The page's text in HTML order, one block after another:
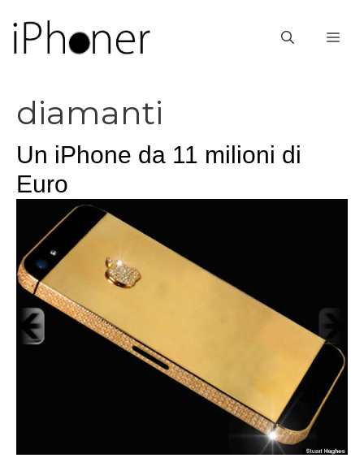
contenuto
diamanti
Un iPhone da 11 milioni di
Euro